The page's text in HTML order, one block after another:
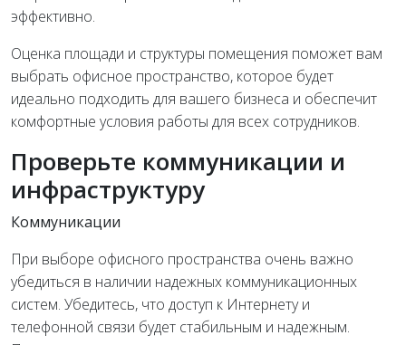
эффективно.
Оценка площади и структуры помещения поможет вам
выбрать офисное пространство, которое будет
идеально подходить для вашего бизнеса и обеспечит
комфортные условия работы для всех сотрудников.
Проверьте коммуникации и
инфраструктуру
Коммуникации
При выборе офисного пространства очень важно
убедиться в наличии надежных коммуникационных
систем. Убедитесь, что доступ к Интернету и
телефонной связи будет стабильным и надежным.